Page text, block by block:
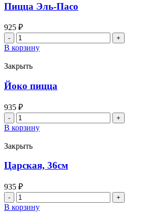
Пицца Эль-Пасо
925 ₽
Количество
товара
Пицца
Эль-
Пасо
В корзину
Закрыть
Йоко пицца
935 ₽
Количество
товара
Йоко
пицца
В корзину
Закрыть
Царская, 36см
935 ₽
Количество
товара
Царская,
В корзину